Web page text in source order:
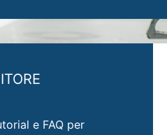
e FAQ per